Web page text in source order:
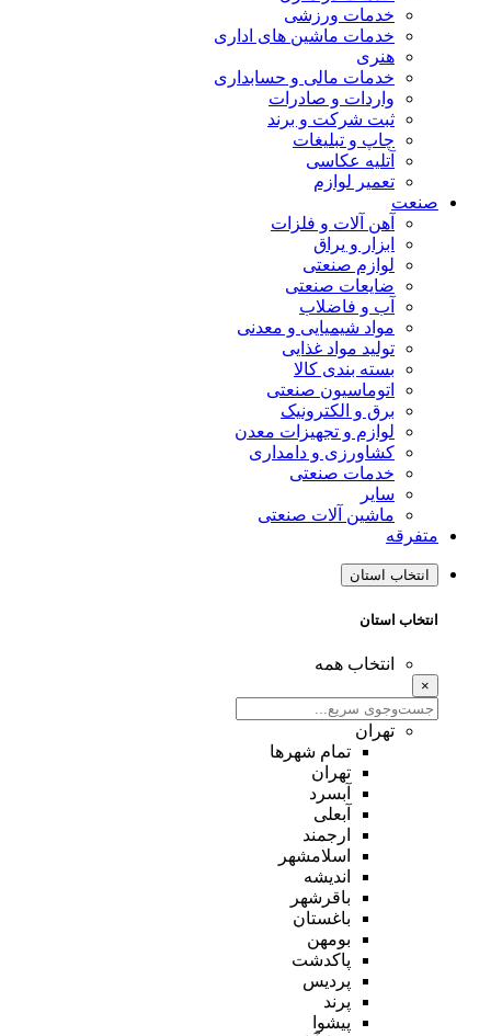
خدمات ورزشی
خدمات ماشین های اداری
هنری
خدمات مالی و حسابداری
واردات و صادرات
ثبت شرکت و برند
چاپ و تبلیغات
آتلیه عکاسی
تعمیر لوازم
صنعت
آهن آلات و فلزات
ابزار و یراق
لوازم صنعتی
ضایعات صنعتی
آب و فاضلاب
مواد شیمیایی و معدنی
تولید مواد غذایی
بسته بندی کالا
اتوماسیون صنعتی
برق و الکترونیک
لوازم و تجهیزات معدن
کشاورزی و دامداری
خدمات صنعتی
سایر
ماشین آلات صنعتی
متفرقه
انتخاب استان
انتخاب استان
انتخاب همه
×
تهران
تمام شهر‌ها
تهران
آبسرد
آبعلی
ارجمند
اسلامشهر
اندیشه
باقرشهر
باغستان
بومهن
پاکدشت
پردیس
پرند
پیشوا